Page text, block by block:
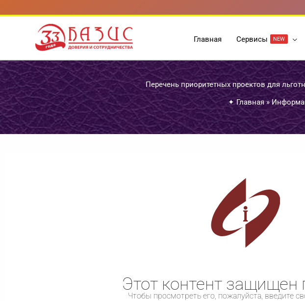
к
содержимому
Главная Cервисы NEW
Перечень приоритетных проектов для
✦ Главная»
Этот контент защищен
Чтобы просмотреть его, пожалуйста, введите